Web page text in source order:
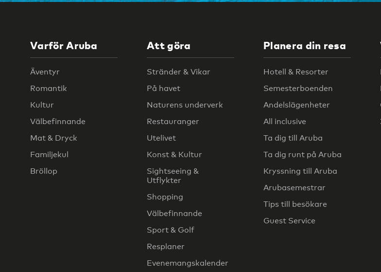
Varför Aruba
Äventyr
Romantik
Kultur
Välbefinnande
Mat & Dryck
Familjekul
Bröllop
Att göra
Stränder & Vikar
På havet
Naturens underverk
Restauranger
Utelivet
Konst & Kultur
Sightseeing &
Utflykter
Shopping
Välbefinnande
Sport & Golf
Resplaner
Evenemangskalender
Planera din resa
Hotell & Resorter
Semesterboenden
Andelslägenheter
All inclusive
Ta dig till Aruba
Ta dig runt på Aruba
Kryssning till Aruba
Arubasemestrar
Tips till besökare
Guest Service